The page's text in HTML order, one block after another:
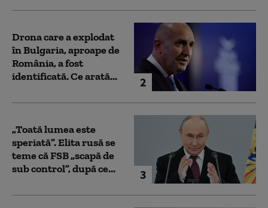
2
Drona care a explodat
în Bulgaria, aproape de
România, a fost
identificată. Ce arată...
3
„Toată lumea este
speriată”. Elita rusă se
teme că FSB „scapă de
sub control”, după ce...